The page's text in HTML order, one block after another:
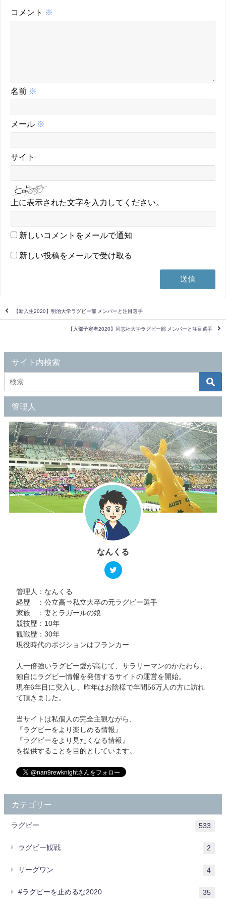
コメント ※
名前 ※
メール ※
サイト
上に表示された文字を入力してください。
新しいコメントをメールで通知
新しい投稿をメールで受け取る
【新入生2020】明治大学ラグビー部 メンバーと注目選手
【入部予定者2020】同志社大学ラグビー部 メンバーと注目選手
サイト内検索
管理人
なんくる
管理人：なんくる
経歴 ：公立高⇒私立大卒の元ラグビー選手
家族 ：妻とラガールの娘
競技歴：10年
観戦歴：30年
現役時代のポジションはフランカー
人一倍強いラグビー愛が高じて、サラリーマンのかたわら、
独自にラグビー情報を発信するサイトの運営を開始。
現在6年目に突入し、昨年はお陰様で年間56万人の方に訪れ
て頂きました。
当サイトは私個人の完全主観ながら、
『ラグビーをより楽しめる情報』
『ラグビーをより見たくなる情報』
を提供することを目的としています。
カテゴリー
ラグビー 533
ラグビー観戦 2
リーグワン 4
#ラグビーを止めるな2020 35